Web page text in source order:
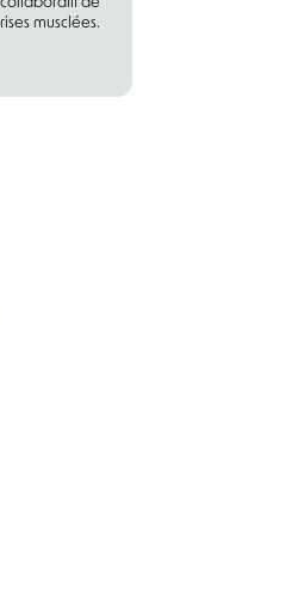
de
musclées.